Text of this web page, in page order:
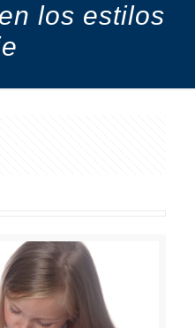
los estilos